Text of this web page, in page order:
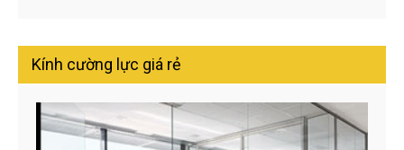
Kính cường lực giá rẻ